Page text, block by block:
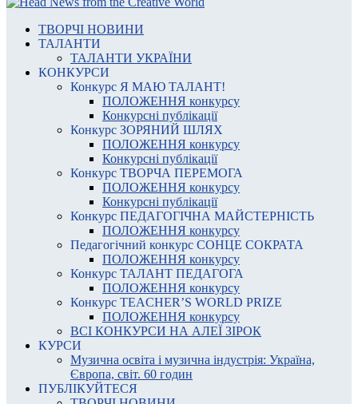
ТВОРЧІ НОВИНИ
ТАЛАНТИ
ТАЛАНТИ УКРАЇНИ
КОНКУРСИ
Конкурс Я МАЮ ТАЛАНТ!
ПОЛОЖЕННЯ конкурсу
Конкурсні публікації
Конкурс ЗОРЯНИЙ ШЛЯХ
ПОЛОЖЕННЯ конкурсу
Конкурсні публікації
Конкурс ТВОРЧА ПЕРЕМОГА
ПОЛОЖЕННЯ конкурсу
Конкурсні публікації
Конкурс ПЕДАГОГІЧНА МАЙСТЕРНІСТЬ
ПОЛОЖЕННЯ конкурсу
Педагогічний конкурс СОНЦЕ СОКРАТА
ПОЛОЖЕННЯ конкурсу
Конкурс ТАЛАНТ ПЕДАГОГА
ПОЛОЖЕННЯ конкурсу
Конкурс TEACHER’S WORLD PRIZE
ПОЛОЖЕННЯ конкурсу
ВСІ КОНКУРСИ НА АЛЕЇ ЗІРОК
КУРСИ
Музична освіта і музична індустрія: Україна,
Європа, світ. 60 годин
ПУБЛІКУЙТЕСЯ